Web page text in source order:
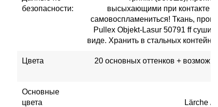
безопасности:
высыхающими при контакте с
самовоспламениться! Ткань,
Pullex Objekt-Lasur 50791 ff
виде. Хранить в стальных
Цвета 20 основных оттенков +
Основные
цвета
Lärche /